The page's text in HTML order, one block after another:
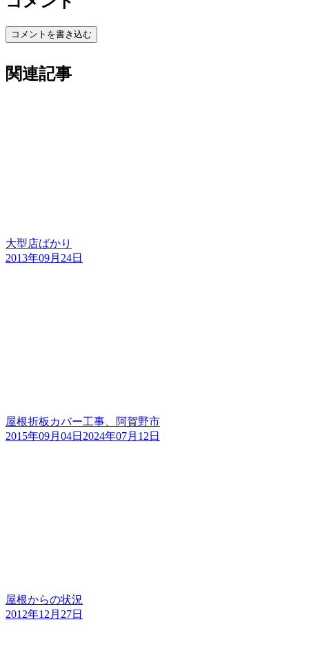
コメントを書き込む
関連記事
大型店ばかり
2013年09月24日
屋根折板カバー工事、阿賀野市
2015年09月04日 2024年07月12日
屋根からの状況
2012年12月27日